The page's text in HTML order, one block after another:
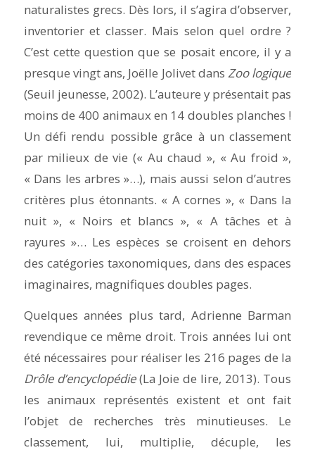
naturalistes grecs. Dès lors, il s’agira d’observer,
inventorier et classer. Mais selon quel ordre ?
C’est cette question que se posait encore, il y a
presque vingt ans, Joëlle Jolivet dans Zoo logique
(Seuil jeunesse, 2002). L’auteure y présentait pas
moins de 400 animaux en 14 doubles planches !
Un défi rendu possible grâce à un classement
par milieux de vie (« Au chaud », « Au froid »,
« Dans les arbres »…), mais aussi selon d’autres
critères plus étonnants. « A cornes », « Dans la
nuit », « Noirs et blancs », « A tâches et à
rayures »… Les espèces se croisent en dehors
des catégories taxonomiques, dans des espaces
imaginaires, magnifiques doubles pages.
Quelques années plus tard, Adrienne Barman
revendique ce même droit. Trois années lui ont
été nécessaires pour réaliser les 216 pages de la
Drôle d’encyclopédie(La Joie de lire, 2013). Tous
les animaux représentés existent et ont fait
l’objet de recherches très minutieuses. Le
classement, lui, multiplie, décuple, les